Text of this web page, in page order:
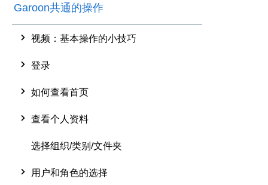
Garoon共通的操作
视频：基本操作的小技巧
登录
如何查看首页
查看个人资料
选择组织/类别/文件夹
用户和角色的选择